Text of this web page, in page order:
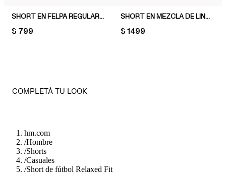
SHORT EN FELPA REGULAR FIT
PRICE:
$ 799
SHORT EN MEZCLA DE LINO RELAXED FIT
PRICE:
$ 1499
COMPLETÁ TU LOOK
hm.com
/Hombre
/Shorts
/Casuales
/Short de fútbol Relaxed Fit